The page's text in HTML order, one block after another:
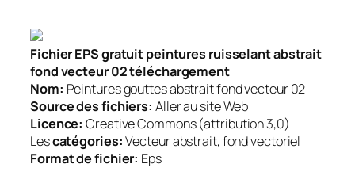
Fichier EPS gratuit peintures ruisselant abstrait
fond vecteur 02 téléchargement
Nom: Peintures gouttes abstrait fond vecteur 02
Source des fichiers: Aller au site Web
Licence: Creative Commons (attribution 3,0)
Lescatégories:Vecteur abstrait, fond vectoriel
Format de fichier: Eps